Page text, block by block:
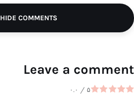
HIDE COMMENTS
Leave a comment
۰.۰ / ۵